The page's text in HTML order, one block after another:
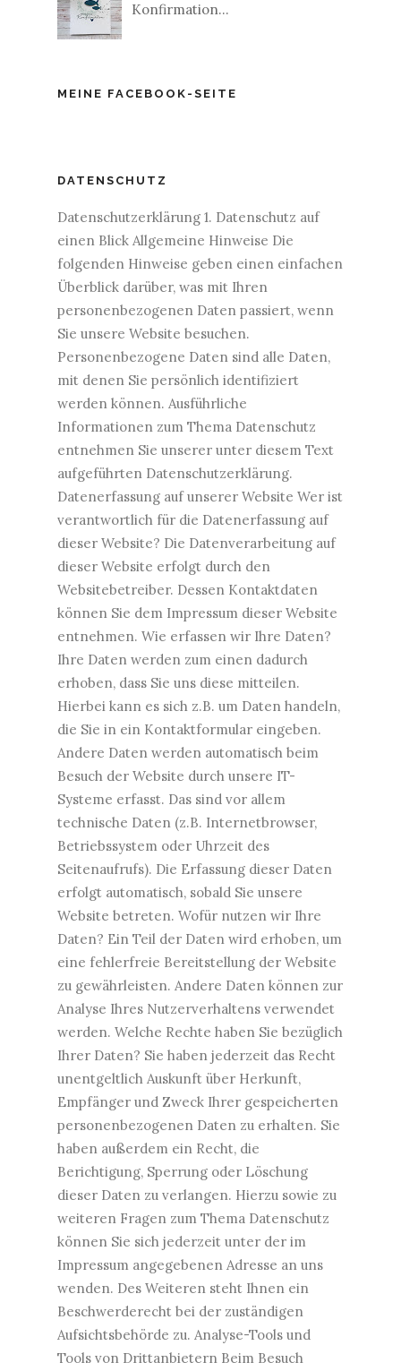
Konfirmation...
MEINE FACEBOOK-SEITE
DATENSCHUTZ
Datenschutzerklärung 1. Datenschutz auf
einen Blick Allgemeine Hinweise Die
folgenden Hinweise geben einen einfachen
Überblick darüber, was mit Ihren
personenbezogenen Daten passiert, wenn
Sie unsere Website besuchen.
Personenbezogene Daten sind alle Daten,
mit denen Sie persönlich identifiziert
werden können. Ausführliche
Informationen zum Thema Datenschutz
entnehmen Sie unserer unter diesem Text
aufgeführten Datenschutzerklärung.
Datenerfassung auf unserer Website Wer ist
verantwortlich für die Datenerfassung auf
dieser Website? Die Datenverarbeitung auf
dieser Website erfolgt durch den
Websitebetreiber. Dessen Kontaktdaten
können Sie dem Impressum dieser Website
entnehmen. Wie erfassen wir Ihre Daten?
Ihre Daten werden zum einen dadurch
erhoben, dass Sie uns diese mitteilen.
Hierbei kann es sich z.B. um Daten handeln,
die Sie in ein Kontaktformular eingeben.
Andere Daten werden automatisch beim
Besuch der Website durch unsere IT-
Systeme erfasst. Das sind vor allem
technische Daten (z.B. Internetbrowser,
Betriebssystem oder Uhrzeit des
Seitenaufrufs). Die Erfassung dieser Daten
erfolgt automatisch, sobald Sie unsere
Website betreten. Wofür nutzen wir Ihre
Daten? Ein Teil der Daten wird erhoben, um
eine fehlerfreie Bereitstellung der Website
zu gewährleisten. Andere Daten können zur
Analyse Ihres Nutzerverhaltens verwendet
werden. Welche Rechte haben Sie bezüglich
Ihrer Daten? Sie haben jederzeit das Recht
unentgeltlich Auskunft über Herkunft,
Empfänger und Zweck Ihrer gespeicherten
personenbezogenen Daten zu erhalten. Sie
haben außerdem ein Recht, die
Berichtigung, Sperrung oder Löschung
dieser Daten zu verlangen. Hierzu sowie zu
weiteren Fragen zum Thema Datenschutz
können Sie sich jederzeit unter der im
Impressum angegebenen Adresse an uns
wenden. Des Weiteren steht Ihnen ein
Beschwerderecht bei der zuständigen
Aufsichtsbehörde zu. Analyse-Tools und
Tools von Drittanbietern Beim Besuch